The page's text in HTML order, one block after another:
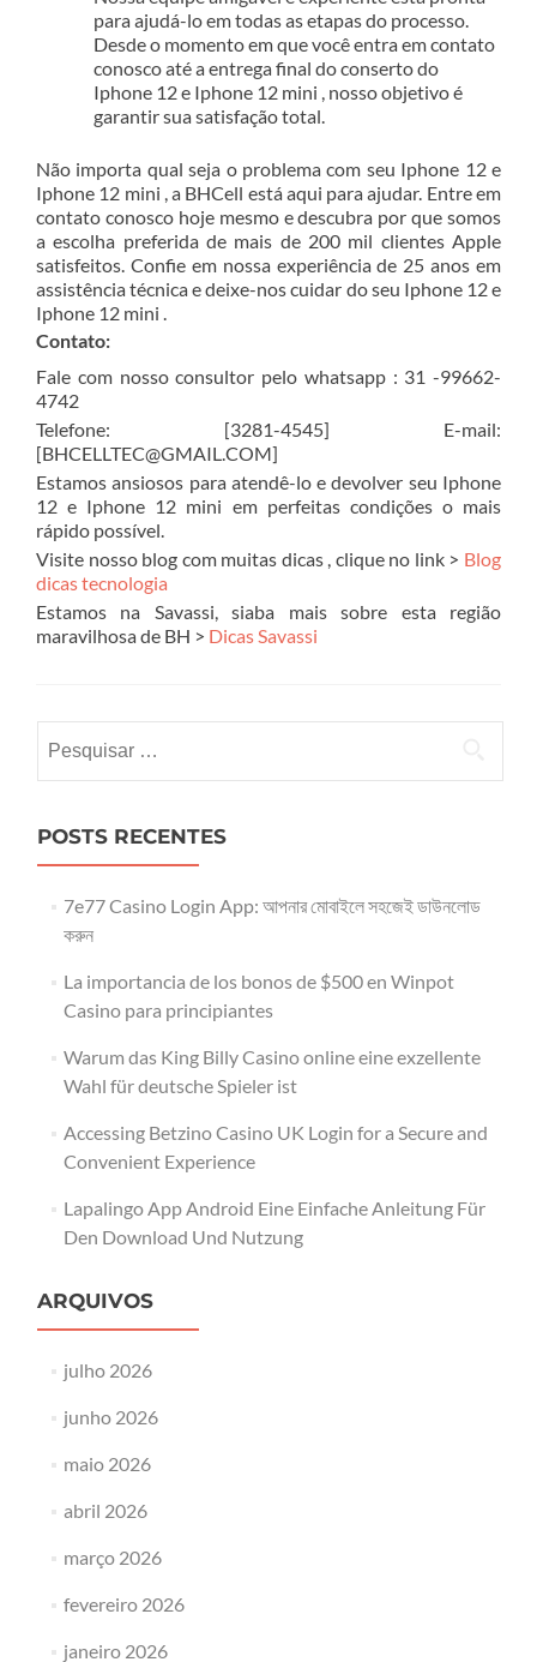
para ajudá-lo em todas as etapas do processo.
Desde o momento em que você entra em contato
conosco até a entrega final do conserto do
Iphone 12 e Iphone 12 mini , nosso objetivo é
garantir sua satisfação total.
Não importa qual seja o problema com seu Iphone 12 e
Iphone 12 mini , a BHCell está aqui para ajudar. Entre em
contato conosco hoje mesmo e descubra por que somos
a escolha preferida de mais de 200 mil clientes Apple
satisfeitos. Confie em nossa experiência de 25 anos em
assistência técnica e deixe-nos cuidar do seu Iphone 12 e
Iphone 12 mini .
Contato:
Fale com nosso consultor pelo whatsapp : 31 -99662-
4742
Telefone: [3281-4545] E-mail:
[BHCELLTEC@GMAIL.COM]
Estamos ansiosos para atendê-lo e devolver seu Iphone
12 e Iphone 12 mini em perfeitas condições o mais
rápido possível.
Visite nosso blog com muitas dicas , clique no link > Blog
dicas tecnologia
Estamos na Savassi, siaba mais sobre esta região
maravilhosa de BH > Dicas Savassi
por:
POSTS RECENTES
7e77 Casino Login App: আপনার মোবাইলে সহজেই ডাউনলোড
করুন
La importancia de los bonos de $500 en Winpot
Casino para principiantes
Warum das King Billy Casino online eine exzellente
Wahl für deutsche Spieler ist
Accessing Betzino Casino UK Login for a Secure and
Convenient Experience
Lapalingo App Android Eine Einfache Anleitung Für
Den Download Und Nutzung
ARQUIVOS
julho 2026
junho 2026
maio 2026
abril 2026
março 2026
fevereiro 2026
janeiro 2026